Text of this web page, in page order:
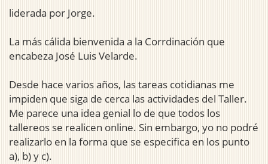
liderada por Jorge.
La más cálida bienvenida a la Corrdinación que
encabeza José Luis Velarde.
Desde hace varios años, las tareas cotidianas me
impiden que siga de cerca las actividades del Taller.
Me parece una idea genial lo de que todos los
tallereos se realicen online. Sin embargo, yo no podré
realizarlo en la forma que se especifica en los punto
a), b) y c).